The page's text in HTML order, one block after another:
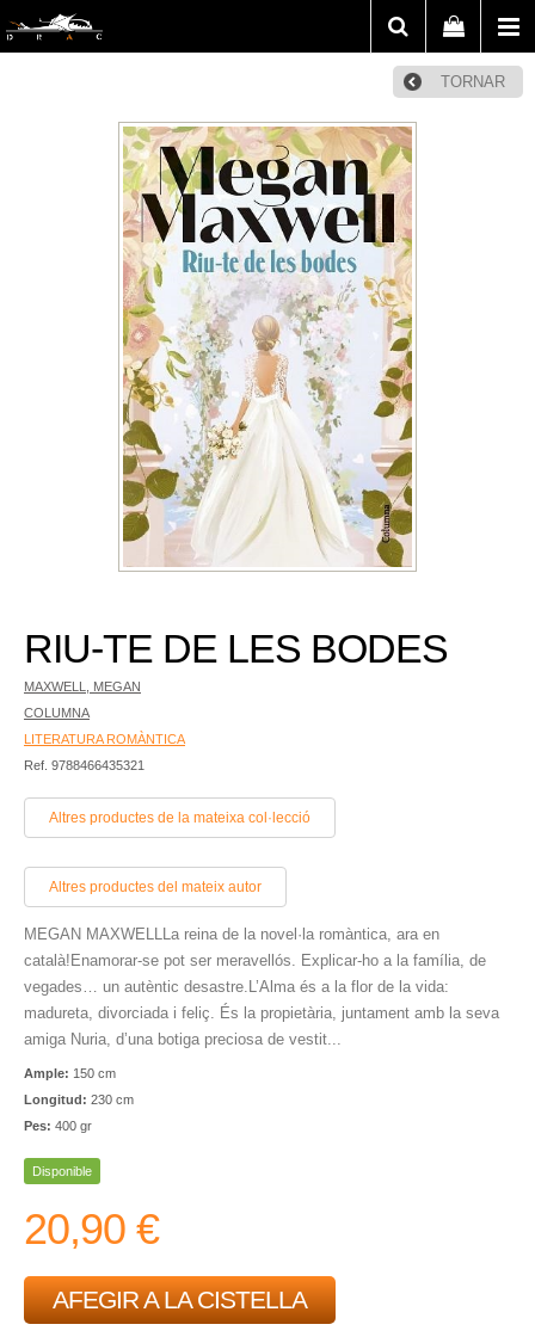
TORNAR
RIU-TE DE LES BODES
MAXWELL, MEGAN
COLUMNA
LITERATURA ROMÀNTICA
Ref. 9788466435321
Altres productes de la mateixa col·lecció
Altres productes del mateix autor
MEGAN MAXWELLLa reina de la novel·la romàntica, ara en
català!Enamorar-se pot ser meravellós. Explicar-ho a la família, de
vegades… un autèntic desastre.L’Alma és a la flor de la vida:
madureta, divorciada i feliç. És la propietària, juntament amb la seva
amiga Nuria, d’una botiga preciosa de vestit...
Ample: 150 cm
Longitud: 230 cm
Pes: 400 gr
Disponible
20,90 €
AFEGIR A LA CISTELLA